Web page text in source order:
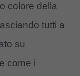
colore della
tutti a
su
come i